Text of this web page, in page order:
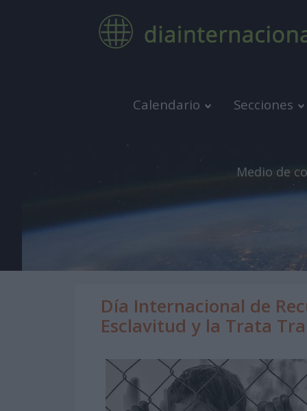
Calendario Secciones
Medio de
Día Internacional de
Esclavitud y la Trata